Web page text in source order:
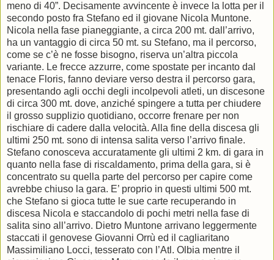
meno di 40”. Decisamente avvincente è invece la lotta per il
secondo posto fra Stefano ed il giovane Nicola Muntone.
Nicola nella fase pianeggiante, a circa 200 mt. dall’arrivo,
ha un vantaggio di circa 50 mt. su Stefano, ma il percorso,
come se c’è ne fosse bisogno, riserva un’altra piccola
variante. Le frecce azzurre, come spostate per incanto dal
tenace Floris, fanno deviare verso destra il percorso gara,
presentando agli occhi degli incolpevoli atleti, un discesone
di circa 300 mt. dove, anziché spingere a tutta per chiudere
il grosso supplizio quotidiano, occorre frenare per non
rischiare di cadere dalla velocità. Alla fine della discesa gli
ultimi 250 mt. sono di intensa salita verso l’arrivo finale.
Stefano conosceva accuratamente gli ultimi 2 km. di gara in
quanto nella fase di riscaldamento, prima della gara, si è
concentrato su quella parte del percorso per capire come
avrebbe chiuso la gara. E’ proprio in questi ultimi 500 mt.
che Stefano si gioca tutte le sue carte recuperando in
discesa Nicola e staccandolo di pochi metri nella fase di
salita sino all’arrivo. Dietro Muntone arrivano leggermente
staccati il genovese Giovanni Orrù ed il cagliaritano
Massimiliano Locci, tesserato con l’Atl. Olbia mentre il